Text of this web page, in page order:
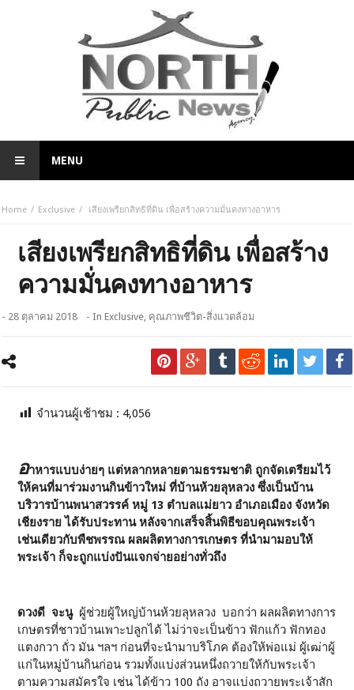
MENU
Home Exclusive เสียงเพรียกสิทธิที่ดิน เพื่อสร้างความมั่นคงทางอาหาร
เสียงเพรียกสิทธิที่ดิน เพื่อสร้าง
ความมั่นคงทางอาหาร
- 28 ตุลาคม 2018 - InExclusive, คุณภาพชีวิต-สิ่งแวดล้อม
จำนวนผู้เช้าชม : 4,056
อาหารแบบง่ายๆ แต่หลากหลายตามธรรมชาติ ถูกจัดเตรียมไว้
ให้คนที่มาร่วมงานกินข้าวใหม่ ที่บ้านห้วยลุหลวง ซึ่งเป็นบ้าน
บริวารบ้านพนาสวรรค์ หมู่ 13 ตำบลแม่ยาว อำเภอเมือง จังหวัด
เชียงราย ได้รับประทาน หลังจากเสร็จสิ้นพิธีขอบคุณพระเจ้า
เช่นเดียวกับพืชพรรณ ผลผลิตทางการเกษตร ที่นำมามอบให้
พระเจ้า ก็จะถูกแบ่งปันแจกจ่ายอย่างทั่วถึง
ดวงดี จะนูผู้ช่วยผู้ใหญ่บ้านห้วยลุหลวง บอกว่า ผลผลิตทางการ
เกษตรที่ชาวบ้านเพาะปลูกได้ ไม่ว่าจะเป็นข้าว ฟักแก้ว ฟักทอง
แตงกวา ถั่ว มัน ฯลฯ ก่อนที่จะนำมาบริโภค ต้องให้พ่อแม่ ผู้เฒ่าผู้
แก่ในหมู่บ้านกินก่อน รวมทั้งแบ่งส่วนหนึ่งถวายให้กับพระเจ้า
ตามความสมัครใจ เช่น ได้ข้าว 100 ถัง อาจแบ่งถวายพระเจ้าสัก